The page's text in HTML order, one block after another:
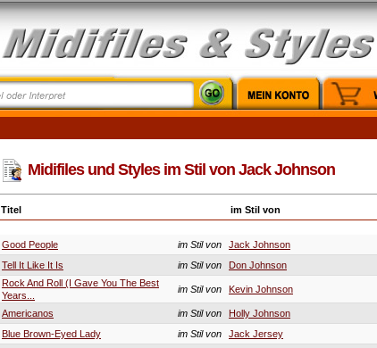
Midifiles und Styles im Stil von Jack Johnson
Titel im Stil von
Good People
im Stil von
Jack Johnson
Tell It Like It Is
im Stil von
Don Johnson
Rock And Roll (I Gave You The Best
Years...
im Stil von Kevin Johnson
Americanos im Stil von
Holly Johnson
Blue Brown-Eyed Lady
im Stil von
Jack Jersey